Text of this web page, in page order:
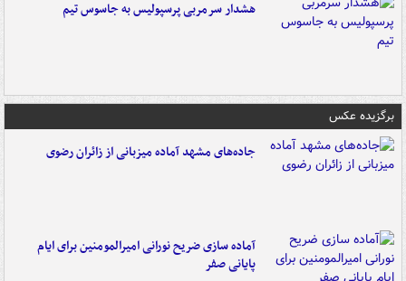
هشدار سرمربی پرسپولیس به جاسوس تیم
برگزیده عکس
جاده‌های مشهد آماده میزبانی از زائران رضوی
آماده سازی ضریح نورانی امیرالمومنین برای ایام
پایانی صفر